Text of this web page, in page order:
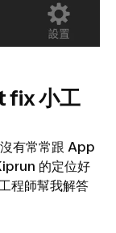
fix 小工
有常常跟 App
的定位好
程師幫我解答